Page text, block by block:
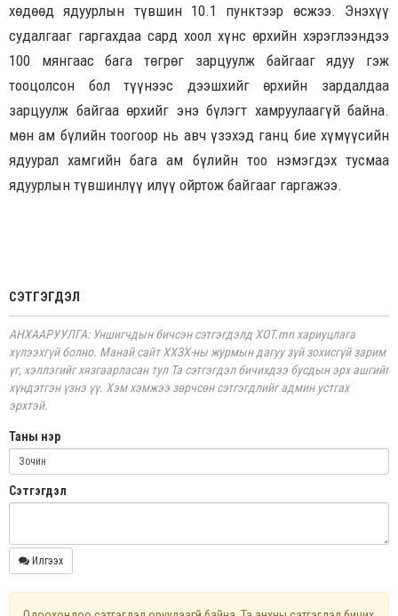
хөдөөд ядуурлын түвшин 10.1 пунктээр өсжээ. Энэхүү
судалгааг гаргахдаа сард хоол хүнс өрхийн хэрэглээндээ
100 мянгаас бага төгрөг зарцуулж байгааг ядуу гэж
тооцолсон бол түүнээс дээшхийг өрхийн зардалдаа
зарцуулж байгаа өрхийг энэ бүлэгт хамруулаагүй байна.
мөн ам бүлийн тоогоор нь авч үзэхэд ганц бие хүмүүсийн
ядуурал хамгийн бага ам бүлийн тоо нэмэгдэх тусмаа
ядуурлын түвшинлүү илүү ойртож байгааг гаргажээ.
СЭТГЭГДЭЛ
АНХААРУУЛГА: Уншигчдын бичсэн сэтгэгдэлд XOT.mn хариуцлага
хүлээхгүй болно. Манай сайт ХХЗХ-ны журмын дагуу зүй зохисгүй зарим
үг, хэллэгийг хязгаарласан тул Та сэтгэгдэл бичихдээ бусдын эрх ашгийг
хүндэтгэн үзнэ үү. Хэм хэмжээ зөрчсөн сэтгэгдлийг админ устгах
эрхтэй.
Таны нэр
Cэтгэгдэл
Илгээх